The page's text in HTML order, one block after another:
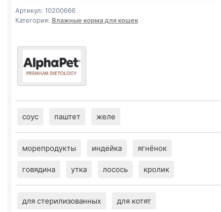
Артикул: 10200666
Категория: Влажные корма для кошек
соус паштет желе
морепродукты индейка ягнёнок
говядина утка лосось кролик
для стерилизованных для котят